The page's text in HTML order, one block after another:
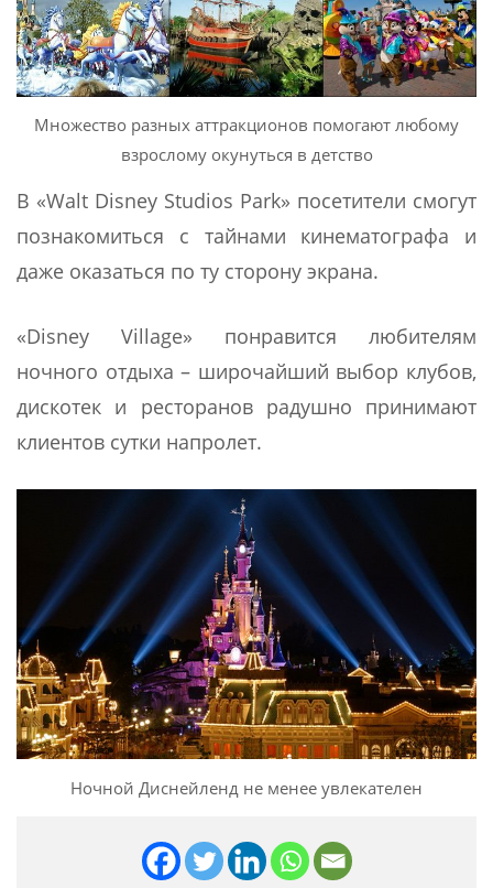
Множество разных аттракционов помогают любому
взрослому окунуться в детство
В «Walt Disney Studios Park» посетители смогут
познакомиться с тайнами кинематографа и
даже оказаться по ту сторону экрана.
«Disney Village» понравится любителям
ночного отдыха – широчайший выбор клубов,
дискотек и ресторанов радушно принимают
клиентов сутки напролет.
Ночной Диснейленд не менее увлекателен